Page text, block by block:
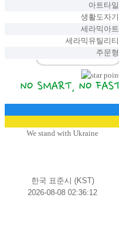
아트타일
생활도자기
세라믹아트
세라믹유틸리티
주문형
We stand with Ukraine
한국 표준시 (KST)
2026-08-08 02:36:12